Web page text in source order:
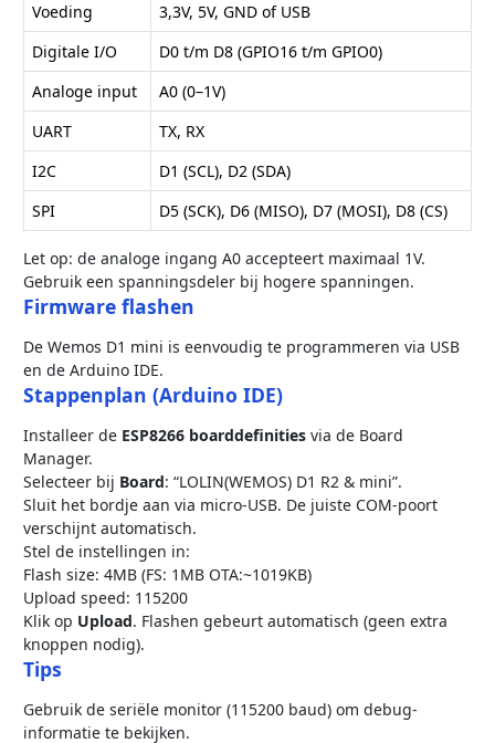
Voeding
3,3V, 5V, GND of USB
Digitale I/O
D0 t/m D8 (GPIO16 t/m GPIO0)
Analoge input
A0 (0–1V)
UART
TX, RX
I2C
D1 (SCL), D2 (SDA)
SPI
D5 (SCK), D6 (MISO), D7 (MOSI), D8 (CS)
Let op: de analoge ingang A0 accepteert maximaal 1V.
Gebruik een spanningsdeler bij hogere spanningen.
Firmware flashen
De Wemos D1 mini is eenvoudig te programmeren via USB
en de Arduino IDE.
Stappenplan (Arduino IDE)
Installeer de ESP8266 boarddefinities via de Board
Manager.
Selecteer bij Board: “LOLIN(WEMOS) D1 R2 & mini”.
Sluit het bordje aan via micro-USB. De juiste COM-poort
verschijnt automatisch.
Stel de instellingen in:
Flash size: 4MB (FS: 1MB OTA:~1019KB)
Upload speed: 115200
Klik op Upload. Flashen gebeurt automatisch (geen extra
knoppen nodig).
Tips
Gebruik de seriële monitor (115200 baud) om debug-
informatie te bekijken.